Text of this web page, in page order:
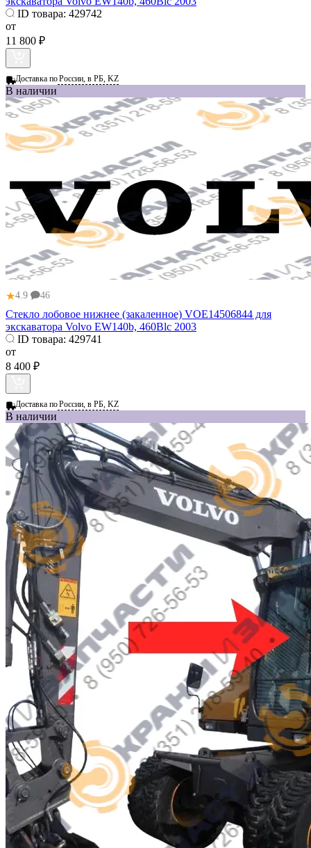
ID товара: 429742
от
11 800 ₽
Доставка поРоссии, в РБ, KZ
В наличии
★4.9 46
Стекло лобовое нижнее (закаленное) VOE14506844 для
экскаватора Volvo EW140b, 460Blc 2003
ID товара: 429741
от
8 400 ₽
Доставка поРоссии, в РБ, KZ
В наличии